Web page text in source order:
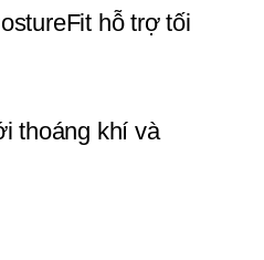
hỗ trợ tối
thoáng khí và